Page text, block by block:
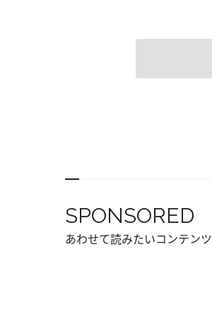
SPONSORED
あわせて読みたいコンテンツ